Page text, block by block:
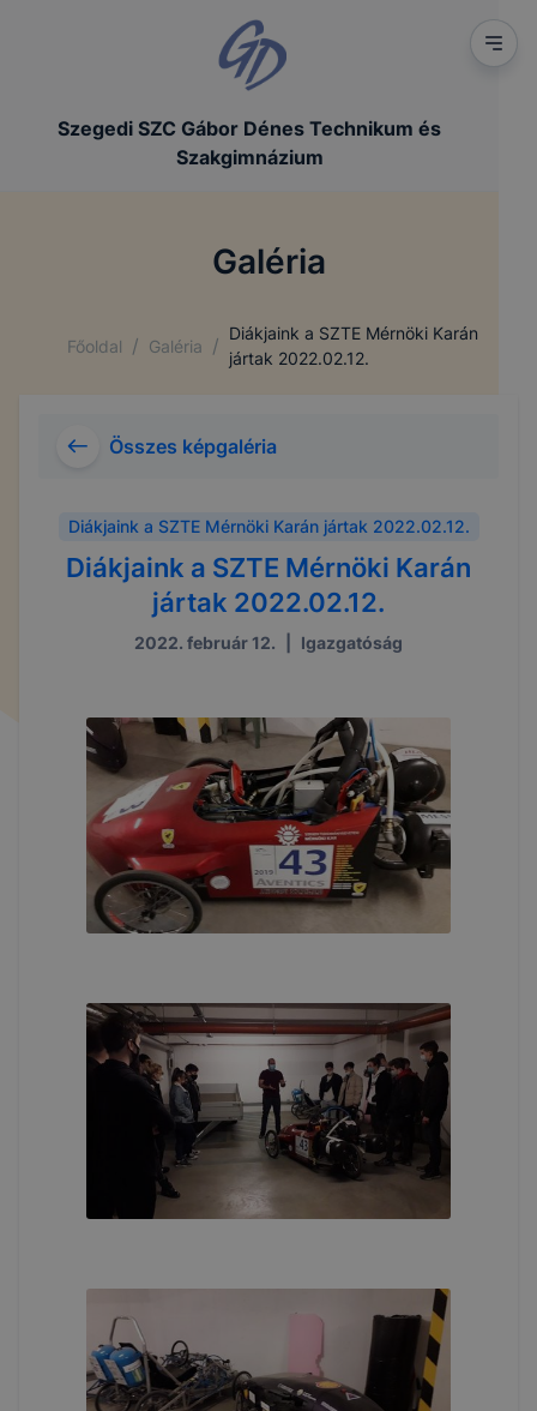
Szegedi SZC Gábor Dénes Technikum és
Szakgimnázium
Galéria
Főoldal / Galéria /
Diákjaink a SZTE Mérnöki Karán
jártak 2022.02.12.
Összes képgaléria
Diákjaink a SZTE Mérnöki Karán jártak 2022.02.12.
Diákjaink a SZTE Mérnöki Karán
jártak 2022.02.12.
2022. február 12. Igazgatóság